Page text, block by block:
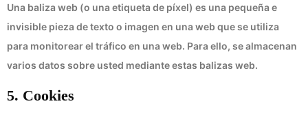
Una baliza web (o una etiqueta de píxel) es una pequeña e
invisible pieza de texto o imagen en una web que se utiliza
para monitorear el tráfico en una web. Para ello, se almacenan
varios datos sobre usted mediante estas balizas web.
5. Cookies